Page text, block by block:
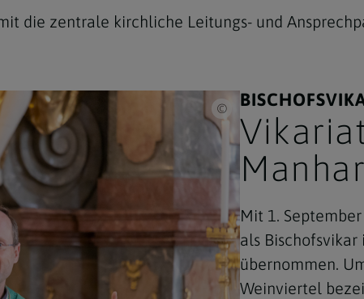
die zentrale kirchliche Leitungs- und
Erzdiözese Wien/Stephan
Mit 1.
als
übernommen.
Weinviertel